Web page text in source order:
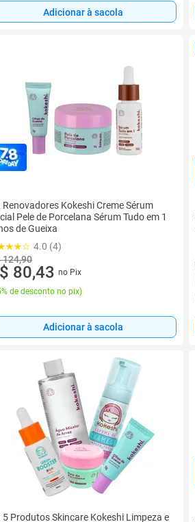
Adicionar à sacola
Renovadores Kokeshi Creme Sérum
Pele de Porcelana Sérum Tudo em 1
de Gueixa
4.0 (4)
124,90
80,43 no Pix
de desconto no pix)
Adicionar à sacola
5 Produtos Skincare Kokeshi Limpeza e